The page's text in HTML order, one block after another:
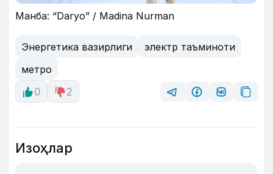
Манба: “Daryo” / Madina Nurman
Энергетика вазирлиги
электр таъминоти
метро
0
2
Изоҳлар